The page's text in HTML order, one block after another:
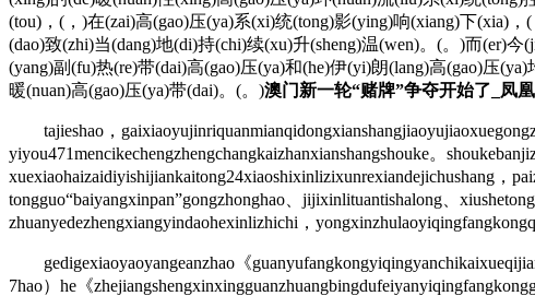
(tou)，(，)在(zai)高(gao)压(ya)系(xi)统(tong)影(ying)响(xiang)下(xia)
(dao)致(zhi)当(dang)地(di)持(chi)续(xu)升(sheng)温(wen)。(。)而(er)
(yang)副(fu)热(re)带(dai)高(gao)压(ya)和(he)伊(yi)朗(lang)高(gao)压
暖(nuan)高(gao)压(ya)带(dai)。(。)澳门新一轮“赌牌”争夺开始了_凤
tajieshao，
yiyou471mencikechengzhengchangkaizhanxianshangshouke。
xuexiaohaizaidiyishijiankaitong24xiaoshixinlizixunrexiandejichushang，
tongguo“baiyangxinpan”gongzhonghao、jijixinlituantishalong、
zhuanyedezhengxiangyindaohexinlizhichi，
gedigexiaoyaoyangeanzhao《
7hao）he《